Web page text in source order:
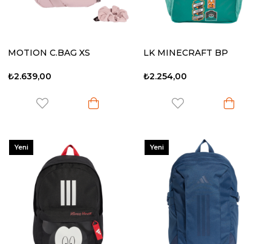
MOTION C.BAG XS
₺2.639,00
LK MINECRAFT BP
₺2.254,00
Yeni
Yeni